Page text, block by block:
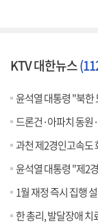
KTV 대한뉴스
윤석열 대통령 "북한
드론건·아파치 동원
과천 제2경인고속도
윤석열 대통령 "제2
1월 재정 즉시 집행
한 총리, 발달장애 치료